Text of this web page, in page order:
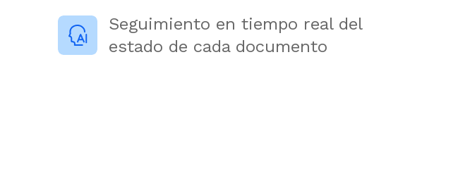
Seguimiento en tiempo real del
estado de cada documento